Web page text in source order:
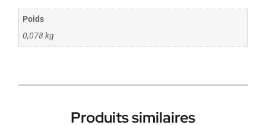
Poids
0,078 kg
Produits similaires